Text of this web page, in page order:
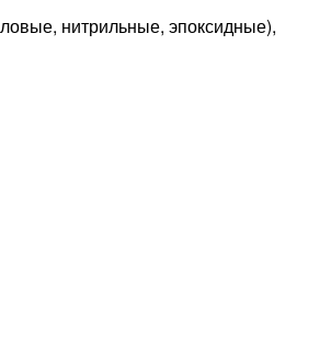
нитрильные, эпоксидные),